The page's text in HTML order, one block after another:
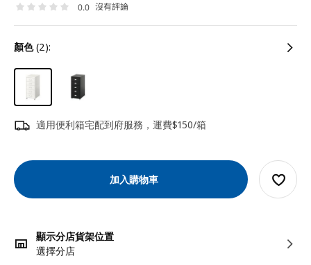
0.0 沒有評論
顏色(2):
適用便利箱宅配到府服務，運費$150/箱
加入購物車
顯示分店貨架位置
選擇分店